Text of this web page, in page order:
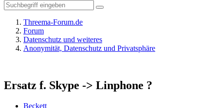
Threema-Forum.de
Forum
Datenschutz und weiteres
Anonymität, Datenschutz und Privatsphäre
Ersatz f. Skype -> Linphone ?
Beckett